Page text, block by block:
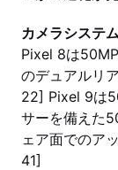
カメラシステ
Pixel 8は
のデュアルリ
22] Pixel 9は
サーを備えた
ェア面でのア
41]